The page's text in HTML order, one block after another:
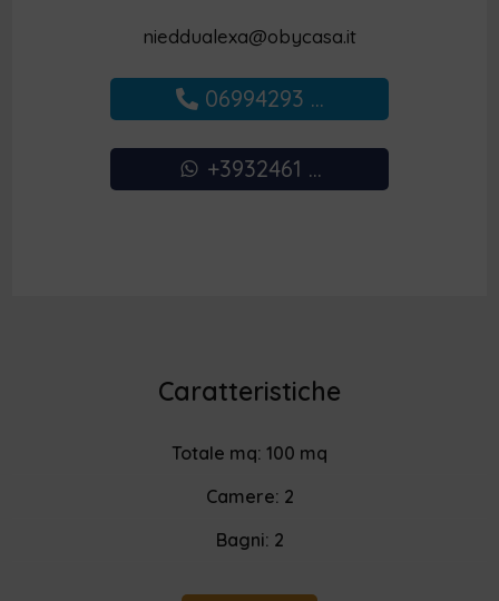
nieddualexa@obycasa.it
06994293 ...
+3932461 ...
Caratteristiche
Totale mq: 100 mq
Camere: 2
Bagni: 2